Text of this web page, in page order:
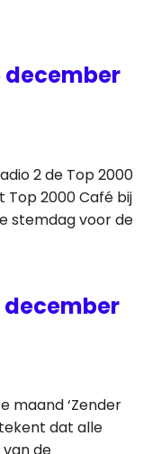
december
2 de Top 2000
Top 2000 Café bij
stemdag voor de
december
maand ‘Zender
dat alle